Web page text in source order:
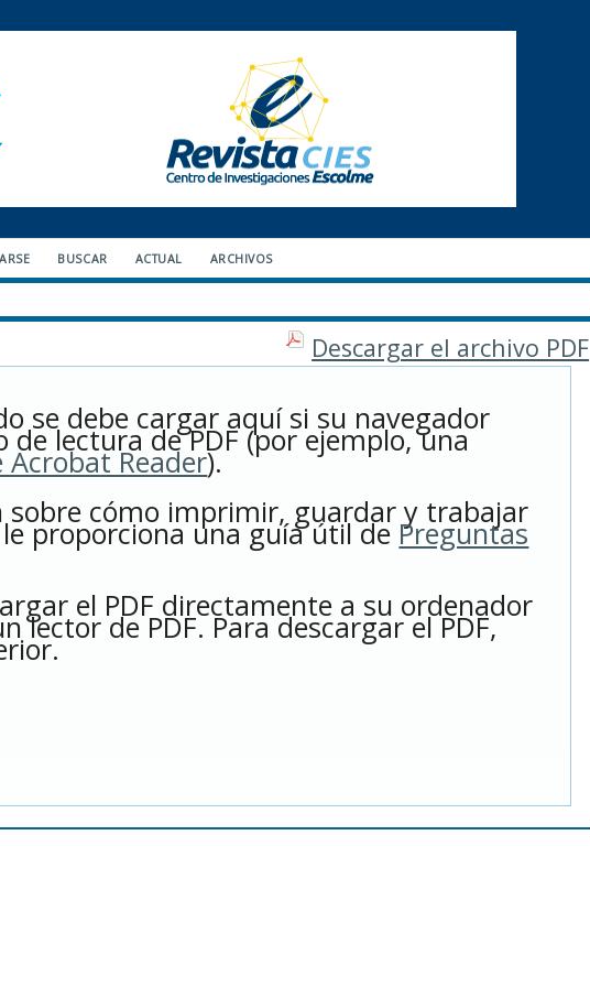
BUSCAR ACTUAL ARCHIVOS
Descargar el archivo PDF
se debe cargar aquí si su navegador
lectura de PDF (por ejemplo, una
Acrobat Reader).
sobre cómo imprimir, guardar y trabajar
proporciona una guía útil de Preguntas
el PDF directamente a su ordenador
lector de PDF. Para descargar el PDF,